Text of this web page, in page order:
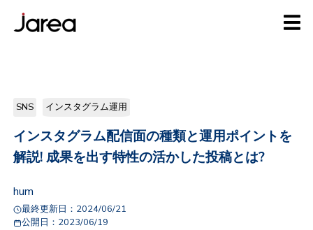
SNS インスタグラム運用
インスタグラム配信面の種類と運用ポイントを
解説! 成果を出す特性の活かした投稿とは?
hum
最終更新日： 2024/06/21
公開日： 2023/06/19